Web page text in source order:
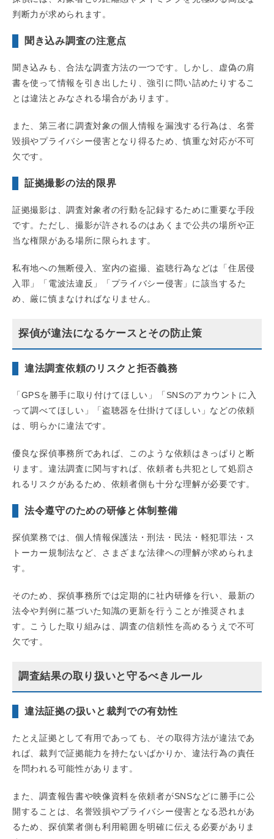
判断力が求められます。
聞き込み調査の注意点
聞き込みも、合法な調査方法の一つです。しかし、虚偽の肩
書を使って情報を引き出したり、強引に問い詰めたりするこ
とは違法とみなされる場合があります。
また、第三者に調査対象の個人情報を漏洩する行為は、名誉
毀損やプライバシー侵害となり得るため、慎重な対応が不可
欠です。
証拠撮影の法的限界
証拠撮影は、調査対象者の行動を記録するために重要な手段
です。ただし、撮影が許されるのはあくまで公共の場所や正
当な権限がある場所に限られます。
私有地への無断侵入、室内の盗撮、盗聴行為などは「住居侵
入罪」「電波法違反」「プライバシー侵害」に該当するた
め、厳に慎まなければなりません。
探偵が違法になるケースとその防止策
違法調査依頼のリスクと拒否義務
「GPSを勝手に取り付けてほしい」「SNSのアカウントに入
って調べてほしい」「盗聴器を仕掛けてほしい」などの依頼
は、明らかに違法です。
優良な探偵事務所であれば、このような依頼はきっぱりと断
ります。違法調査に関与すれば、依頼者も共犯として処罰さ
れるリスクがあるため、依頼者側も十分な理解が必要です。
法令遵守のための研修と体制整備
探偵業務では、個人情報保護法・刑法・民法・軽犯罪法・ス
トーカー規制法など、さまざまな法律への理解が求められま
す。
そのため、探偵事務所では定期的に社内研修を行い、最新の
法令や判例に基づいた知識の更新を行うことが推奨されま
す。こうした取り組みは、調査の信頼性を高めるうえで不可
欠です。
調査結果の取り扱いと守るべきルール
違法証拠の扱いと裁判での有効性
たとえ証拠として有用であっても、その取得方法が違法であ
れば、裁判で証拠能力を持たないばかりか、違法行為の責任
を問われる可能性があります。
また、調査報告書や映像資料を依頼者がSNSなどに勝手に公
開することは、名誉毀損やプライバシー侵害となる恐れがあ
るため、探偵業者側も利用範囲を明確に伝える必要がありま